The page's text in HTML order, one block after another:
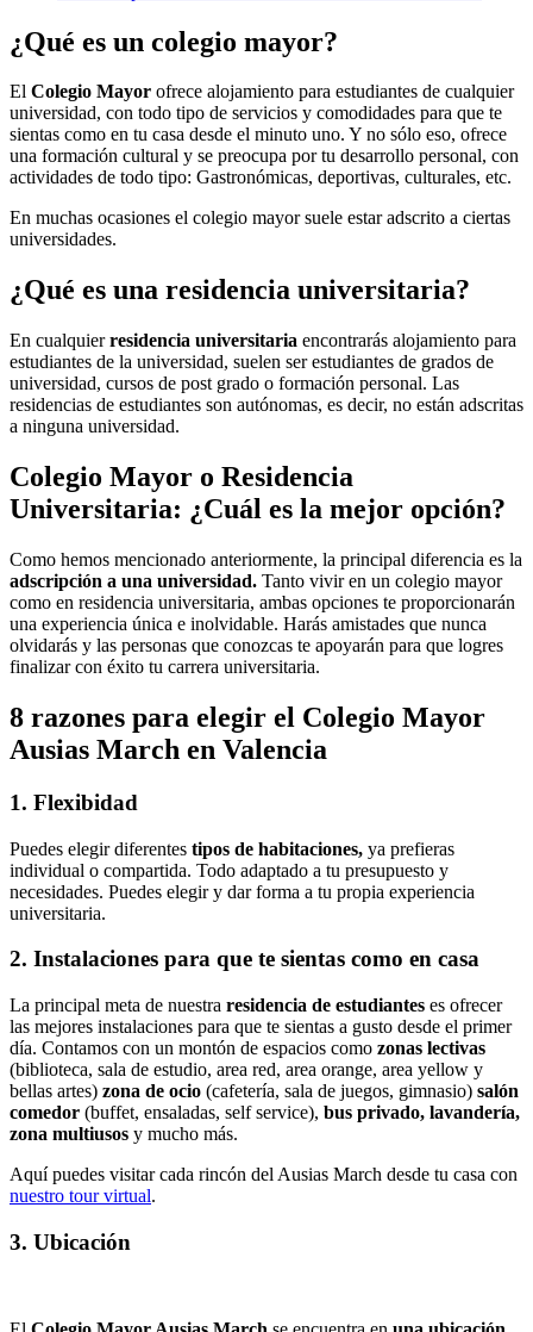
¿Qué es un colegio mayor?
El Colegio Mayor ofrece alojamiento para estudiantes de cualquier
universidad, con todo tipo de servicios y comodidades para que te
sientas como en tu casa desde el minuto uno. Y no sólo eso, ofrece
una formación cultural y se preocupa por tu desarrollo personal, con
actividades de todo tipo: Gastronómicas, deportivas, culturales, etc.
En muchas ocasiones el colegio mayor suele estar adscrito a ciertas
universidades.
¿Qué es una residencia universitaria?
En cualquierresidencia universitaria encontrarás alojamiento para
estudiantes de la universidad, suelen ser estudiantes de grados de
universidad, cursos de post grado o formación personal. Las
residencias de estudiantes son autónomas, es decir, no están adscritas
a ninguna universidad.
Colegio Mayor o Residencia
Universitaria: ¿Cuál es la mejor opción?
Como hemos mencionado anteriormente, la principal diferencia es la
adscripción a una universidad. Tanto vivir en un colegio mayor
como en residencia universitaria, ambas opciones te proporcionarán
una experiencia única e inolvidable. Harás amistades que nunca
olvidarás y las personas que conozcas te apoyarán para que logres
finalizar con éxito tu carrera universitaria.
8 razones para elegir el Colegio Mayor
Ausias March en Valencia
1. Flexibidad
Puedes elegir diferentes tipos de habitaciones, ya prefieras
individual o compartida. Todo adaptado a tu presupuesto y
necesidades. Puedes elegir y dar forma a tu propia experiencia
universitaria.
2. Instalaciones para que te sientas como en casa
La principal meta de nuestra residencia de estudiantes es ofrecer
las mejores instalaciones para que te sientas a gusto desde el primer
día. Contamos con un montón de espacios como zonas lectivas
(biblioteca, sala de estudio, area red, area orange, area yellow y
bellas artes) zona de ocio (cafetería, sala de juegos, gimnasio) salón
comedor (buffet, ensaladas, self service), bus privado, lavandería,
zona multiusos y mucho más.
Aquí puedes visitar cada rincón del Ausias March desde tu casa con
nuestro tour virtual.
3. Ubicación